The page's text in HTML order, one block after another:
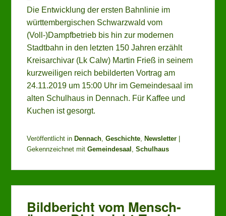
Die Entwicklung der ersten Bahnlinie im
württembergischen Schwarzwald vom
(Voll-)Dampfbetrieb bis hin zur modernen
Stadtbahn in den letzten 150 Jahren erzählt
Kreisarchivar (Lk Calw) Martin Frieß in seinem
kurzweiligen reich bebilderten Vortrag am
24.11.2019 um 15:00 Uhr im Gemeindesaal im
alten Schulhaus in Dennach. Für Kaffee und
Kuchen ist gesorgt.
Veröffentlicht in Dennach,Geschichte, Newsletter
Gekennzeichnet mit Gemeindesaal ,Schulhaus
Bildbericht vom Mensch-